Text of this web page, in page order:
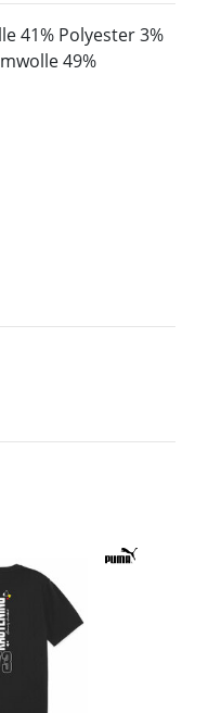
41% Polyester 3%
49%